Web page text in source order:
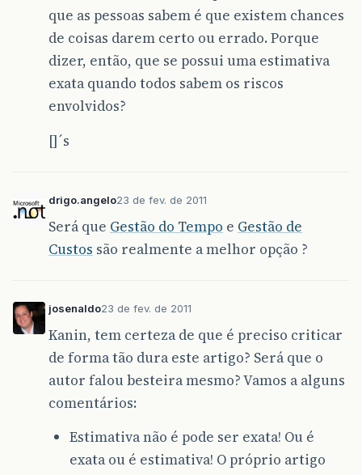
que as pessoas sabem é que existem chances
de coisas darem certo ou errado. Porque
dizer, então, que se possui uma estimativa
exata quando todos sabem os riscos
envolvidos?
[]´s
drigo.angelo23 de fev. de 2011
Será que Gestão do Tempo e Gestão de
Custos são realmente a melhor opção ?
josenaldo23 de fev. de 2011
Kanin, tem certeza de que é preciso criticar
de forma tão dura este artigo? Será que o
autor falou besteira mesmo? Vamos a alguns
comentários:
Estimativa não é pode ser exata! Ou é
exata ou é estimativa! O próprio artigo